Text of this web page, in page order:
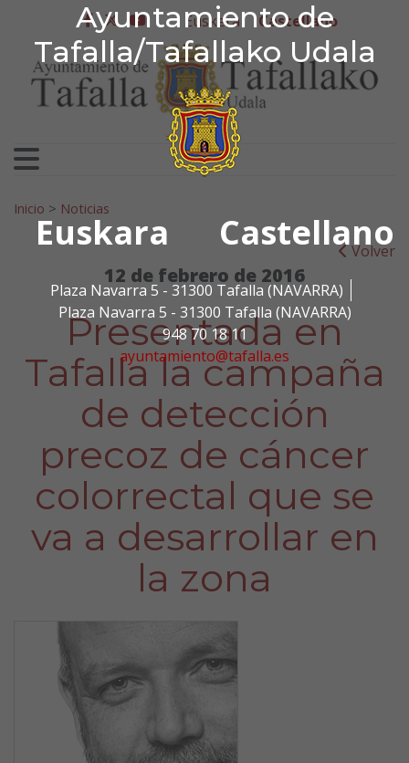
Ayuntamiento de
Tafalla/Tafallako Udala
Euskara Castellano
Plaza Navarra 5 - 31300 Tafalla (NAVARRA)
Plaza Navarra 5 - 31300 Tafalla (NAVARRA)
948 70 18 11
ayuntamiento@tafalla.es
Ir al contenido
Ayuntamiento de
facebook
twitter
youtube
Euskera Castellano
Search for:
Inicio > Noticias
Volver
12 de febrero de 2016
Presentada en
Tafalla la campaña
de detección
precoz de cáncer
colorrectal que se
va a desarrollar en
la zona